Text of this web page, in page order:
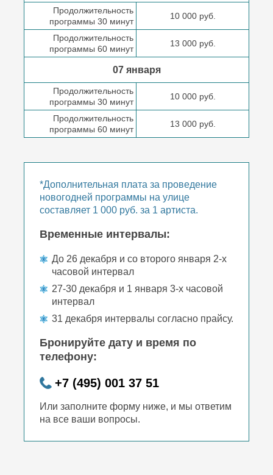
Продолжительность
программы 30 минут
10 000 руб.
Продолжительность
программы 60 минут
13 000 руб.
07 января
Продолжительность
программы 30 минут
10 000 руб.
Продолжительность
программы 60 минут
13 000 руб.
*Дополнительная плата за проведение
новогодней программы на улице
составляет 1 000 руб. за 1 артиста.
Временные интервалы:
До 26 декабря и со второго января 2-х
часовой интервал
27-30 декабря и 1 января 3-х часовой
интервал
31 декабря интервалы согласно прайсу.
Бронируйте дату и время по
телефону:
+7 (495) 001 37 51
Или заполните форму ниже, и мы ответим
на все ваши вопросы.